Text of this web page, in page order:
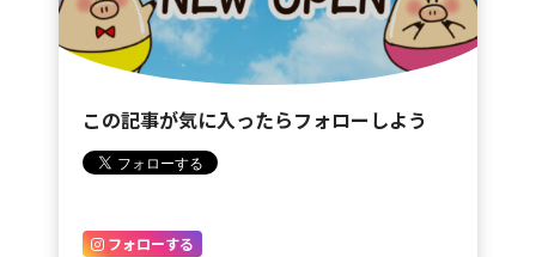
この記事が気に入ったらフォローしよう
フォローする